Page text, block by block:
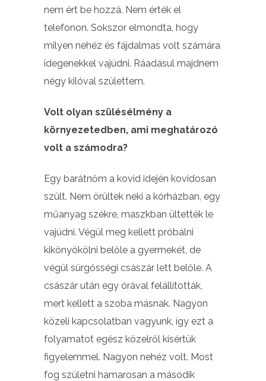
nem ért be hozzá. Nem érték el
telefonon. Sokszor elmondta, hogy
milyen nehéz és fájdalmas volt számára
idegenekkel vajúdni. Ráadásul majdnem
négy kilóval születtem.
Volt olyan szülésélmény a
környezetedben, ami meghatározó
volt a számodra?
Egy barátnőm a kovid idején kovidosan
szült. Nem örültek neki a kórházban, egy
műanyag székre, maszkban ültették le
vajúdni. Végül meg kellett próbálni
kikönyökölni belőle a gyermekét, de
végül sürgősségi császár lett belőle. A
császár után egy órával felállították,
mert kellett a szoba másnak. Nagyon
közeli kapcsolatban vagyunk, így ezt a
folyamatot egész közelről kísértük
figyelemmel. Nagyon nehéz volt. Most
fog születni hamarosan a második